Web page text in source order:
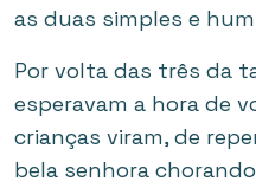
as duas simples e
Por volta das três da
esperavam a hora de
crianças viram, de
bela senhora